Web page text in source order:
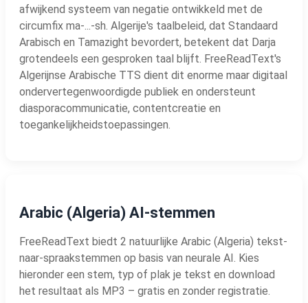
afwijkend systeem van negatie ontwikkeld met de
circumfix ma-...-sh. Algerije's taalbeleid, dat Standaard
Arabisch en Tamazight bevordert, betekent dat Darja
grotendeels een gesproken taal blijft. FreeReadText's
Algerijnse Arabische TTS dient dit enorme maar digitaal
ondervertegenwoordigde publiek en ondersteunt
diasporacommunicatie, contentcreatie en
toegankelijkheidstoepassingen.
Arabic (Algeria) AI-stemmen
FreeReadText biedt 2 natuurlijke Arabic (Algeria) tekst-
naar-spraakstemmen op basis van neurale AI. Kies
hieronder een stem, typ of plak je tekst en download
het resultaat als MP3 – gratis en zonder registratie.